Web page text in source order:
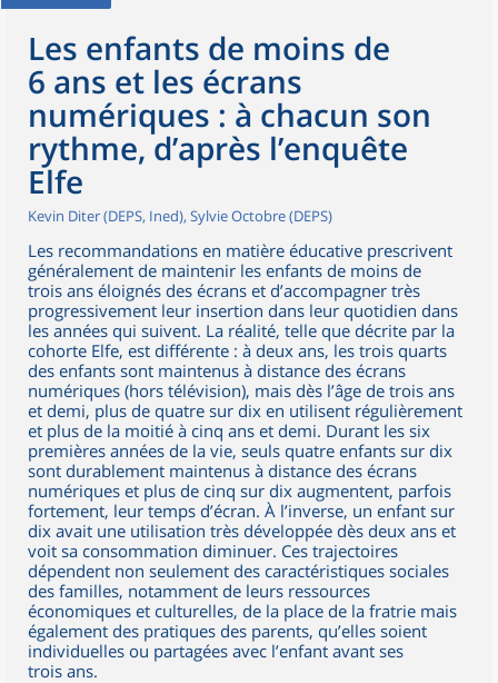
Les enfants de moins de
6 ans et les écrans
numériques : à chacun son
rythme, d’après l’enquête
Elfe
Kevin Diter (DEPS, Ined), Sylvie Octobre (DEPS)
Les recommandations en matière éducative prescrivent
généralement de maintenir les enfants de moins de
trois ans éloignés des écrans et d’accompagner très
progressivement leur insertion dans leur quotidien dans
les années qui suivent. La réalité, telle que décrite par la
cohorte Elfe, est différente : à deux ans, les trois quarts
des enfants sont maintenus à distance des écrans
numériques (hors télévision), mais dès l’âge de trois ans
et demi, plus de quatre sur dix en utilisent régulièrement
et plus de la moitié à cinq ans et demi. Durant les six
premières années de la vie, seuls quatre enfants sur dix
sont durablement maintenus à distance des écrans
numériques et plus de cinq sur dix augmentent, parfois
fortement, leur temps d’écran. À l’inverse, un enfant sur
dix avait une utilisation très développée dès deux ans et
voit sa consommation diminuer. Ces trajectoires
dépendent non seulement des caractéristiques sociales
des familles, notamment de leurs ressources
économiques et culturelles, de la place de la fratrie mais
également des pratiques des parents, qu’elles soient
individuelles ou partagées avec l’enfant avant ses
trois ans.